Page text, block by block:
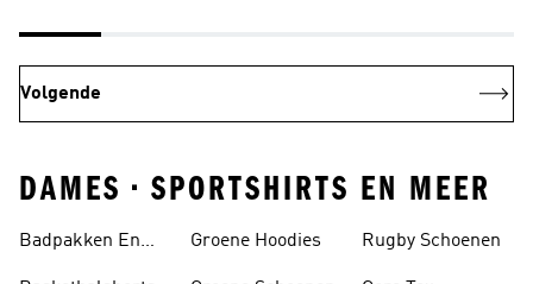
Volgende
DAMES • SPORTSHIRTS EN MEER
Badpakken En
Groene Hoodies Rugby Schoenen